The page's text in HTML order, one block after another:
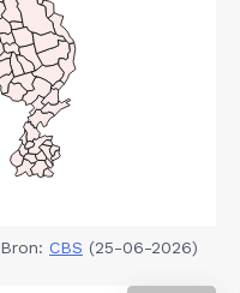
Bron: CBS (25-06-2026)